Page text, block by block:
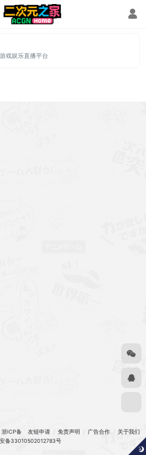
戏娱乐直播平台
友链申请 免责声明 广告合作 关于我们
浙ICP备
备33010502012783号